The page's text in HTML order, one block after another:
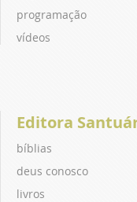
programação
vídeos
Editora
bíblias
deus conosco
livros